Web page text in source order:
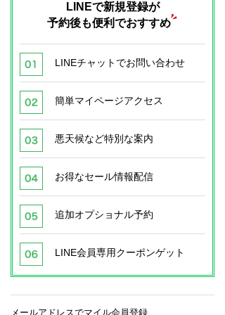
LINEで新規登録が
予約後も便利でおすすめ
LINEチャットでお問い合わせ
簡単マイページアクセス
悪天候など特別な案内
お得なセール情報配信
追加オプショナル予約
LINE会員専用クーポンゲット
メールアドレスでマイル会員登録